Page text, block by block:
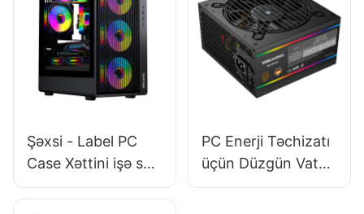
Şəxsi - Label PC
Case Xəttini işə sala
bilərsinizmi?
PC Enerji Təchizatı
üçün Düzgün Vat
Seçmək üçün